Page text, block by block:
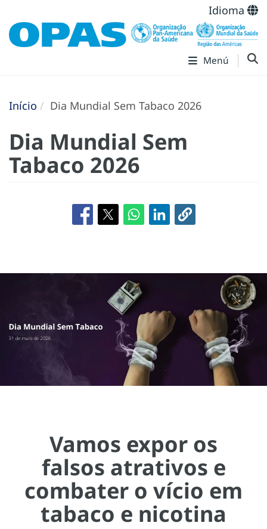
Idioma
Menú
Início Dia Mundial Sem Tabaco 2026
Dia Mundial Sem
Tabaco 2026
Vamos expor os
falsos atrativos e
combater o vício em
tabaco e nicotina